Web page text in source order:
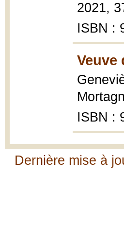
2021,
ISBN :
Veuve
ISBN :
Dernière mise à